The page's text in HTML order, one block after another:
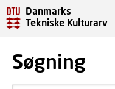
Danmarks
Tekniske Kulturarv
Søgning